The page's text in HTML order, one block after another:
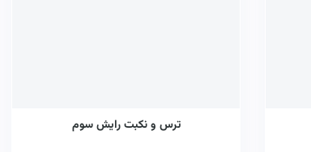
ترس و نکبت رایش سوم